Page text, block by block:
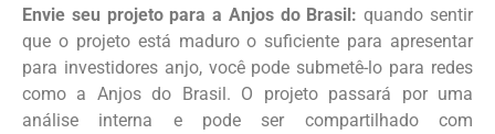
Envie seu projeto para a Anjos do Brasil: quando sentir
que o projeto está maduro o suficiente para apresentar
para investidores anjo, você pode submetê-lo para redes
como a Anjos do Brasil. O projeto passará por uma
análise interna e pode ser compartilhado com